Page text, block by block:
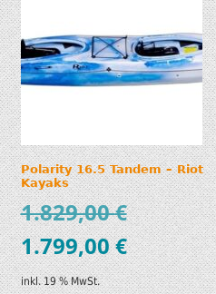
Polarity 16.5 Tandem – Riot
Kayaks
1.829,00€
1.799,00€
inkl. 19 % MwSt.